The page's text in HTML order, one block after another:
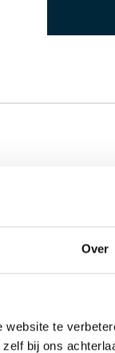
Over
te
zelf bij ons
0,275